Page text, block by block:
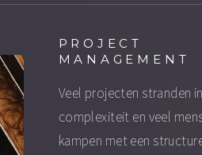
PROJECT
MANAGEMENT
Veel projecten stranden in
complexiteit en veel
kampen met een